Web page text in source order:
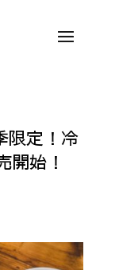
限定！冷
開始！